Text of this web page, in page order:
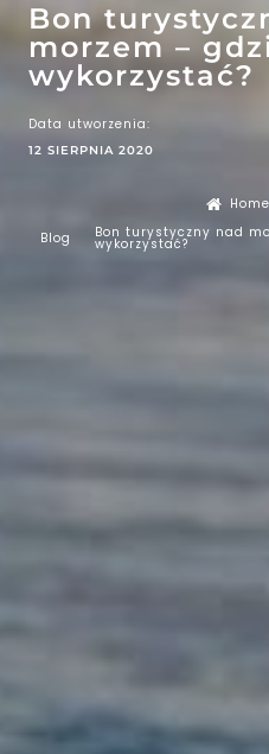
Bon
morzem –
wykorzystać?
12 SIERPNIA 2020
Data utworzenia:
Home
Blog
Bon turystyczny nad
wykorzystać?